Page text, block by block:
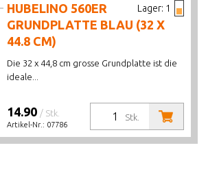
Lager: 1
HUBELINO 560ER
GRUNDPLATTE BLAU (32 X
44.8 CM)
Die 32 x 44,8 cm grosse Grundplatte ist die
ideale...
Stk.
14.90 / Stk.
Artikel-Nr.: 07786